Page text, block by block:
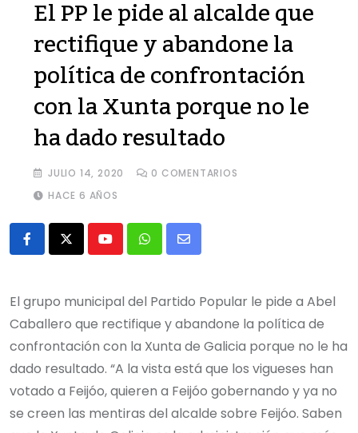
El PP le pide al alcalde que
rectifique y abandone la
política de confrontación
con la Xunta porque no le
ha dado resultado
JULIO 14, 2020 0 COMENTARIOS
HACE 6 AÑOS
YoutubeWhatsapp
Share
Email
El grupo municipal del Partido Popular le pide a Abel
Caballero que rectifique y abandone la política de
confrontación con la Xunta de Galicia porque no le ha
dado resultado. “A la vista está que los vigueses han
votado a Feijóo, quieren a Feijóo gobernando y ya no
se creen las mentiras del alcalde sobre Feijóo. Saben